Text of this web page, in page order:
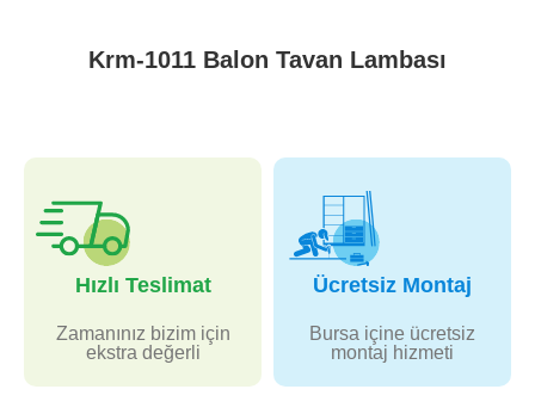
Krm-1011 Balon Tavan Lambası
Hızlı Teslimat
Zamanınız bizim için
ekstra değerli
Ücretsiz Montaj
Bursa içine ücretsiz
montaj hizmeti